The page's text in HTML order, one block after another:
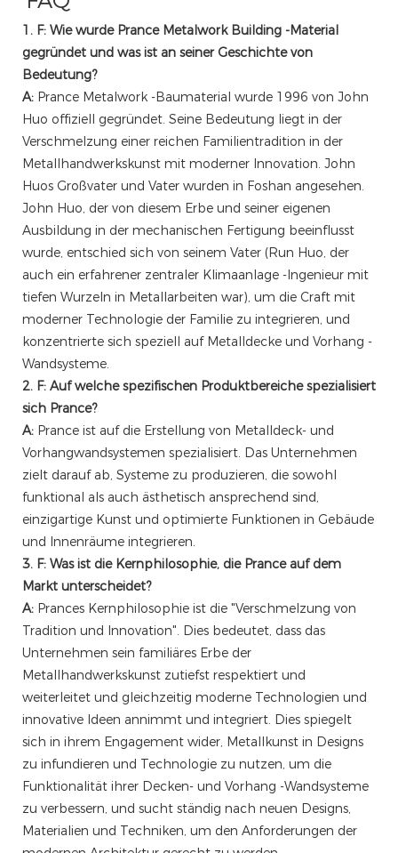
1. F: Wie wurde Prance Metalwork Building -Material
gegründet und was ist an seiner Geschichte von
Bedeutung?
A: Prance Metalwork -Baumaterial wurde 1996 von John
Huo offiziell gegründet. Seine Bedeutung liegt in der
Verschmelzung einer reichen Familientradition in der
Metallhandwerkskunst mit moderner Innovation. John
Huos Großvater und Vater wurden in Foshan angesehen.
John Huo, der von diesem Erbe und seiner eigenen
Ausbildung in der mechanischen Fertigung beeinflusst
wurde, entschied sich von seinem Vater (Run Huo, der
auch ein erfahrener zentraler Klimaanlage -Ingenieur mit
tiefen Wurzeln in Metallarbeiten war), um die Craft mit
moderner Technologie der Familie zu integrieren, und
konzentrierte sich speziell auf Metalldecke und Vorhang -
Wandsysteme.
2. F: Auf welche spezifischen Produktbereiche spezialisiert
sich Prance?
A: Prance ist auf die Erstellung von Metalldeck- und
Vorhangwandsystemen spezialisiert. Das Unternehmen
zielt darauf ab, Systeme zu produzieren, die sowohl
funktional als auch ästhetisch ansprechend sind,
einzigartige Kunst und optimierte Funktionen in Gebäude
und Innenräume integrieren.
3. F: Was ist die Kernphilosophie, die Prance auf dem
Markt unterscheidet?
A: Prances Kernphilosophie ist die "Verschmelzung von
Tradition und Innovation". Dies bedeutet, dass das
Unternehmen sein familiäres Erbe der
Metallhandwerkskunst zutiefst respektiert und
weiterleitet und gleichzeitig moderne Technologien und
innovative Ideen annimmt und integriert. Dies spiegelt
sich in ihrem Engagement wider, Metallkunst in Designs
zu infundieren und Technologie zu nutzen, um die
Funktionalität ihrer Decken- und Vorhang -Wandsysteme
zu verbessern, und sucht ständig nach neuen Designs,
Materialien und Techniken, um den Anforderungen der